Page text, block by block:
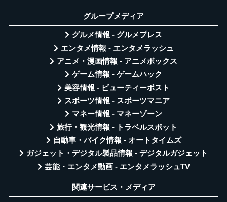
グループメディア
グルメ情報 - グルメプレス
エンタメ情報 - エンタメラッシュ
アニメ・漫画情報 - アニメボックス
ゲーム情報 - ゲームハック
美容情報 - ビューティーポスト
スポーツ情報 - スポーツマニア
マネー情報 - マネーゾーン
旅行・観光情報 - トラベルスポット
自動車・バイク情報 - オートタイムズ
ガジェット・デジタル製品情報 - デジタルガジェット
芸能・エンタメ動画 - エンタメラッシュTV
関連サービス・メディア